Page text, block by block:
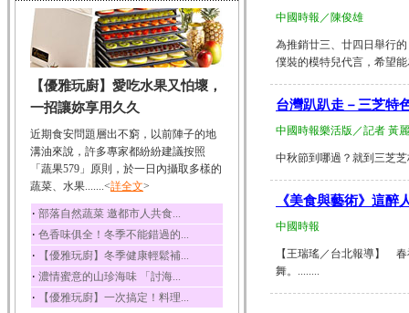
鮪魚
鮪魚肚肉中的不飽和脂
肪酸內富含EPA和DH...
韭菜
韭菜所含的膳食纖維能
幫助消化與通便；揮...
冬瓜
冬瓜營養價值高，鈉含
量極低是水腫病人的...
豆豉
豆豉裡頭含有營養的蛋
白質、脂肪、鈣、磷...
榛果
榛果裡所含的營養素有
蛋白質、脂肪、醣類...
迷迭香
【優雅玩廚】愛吃水果又怕壞，
一招讓妳享用久久
近期食安問題層出不窮，以前陣子的地
溝油來說，許多專家都紛紛建議按照
「蔬果579」原則，於一日內攝取多樣的
蔬菜、水果.......<詳全文>
‧ 部落自然蔬菜 邀都市人共食...
‧ 色香味俱全！冬季不能錯過的...
‧ 【優雅玩廚】冬季健康輕鬆補...
‧ 濃情蜜意的山珍海味 「討海...
‧ 【優雅玩廚】一次搞定！料理...
中國時報／陳俊雄
為推銷廿三、廿四日舉行
僕裝的模特兒代言，希望
台灣趴趴走－三芝特
中國時報樂活版／記者 黃
中秋節到哪過？就到三芝
《美食與藝術》這醉
中國時報
【王瑞瑤／台北報導】
舞。........